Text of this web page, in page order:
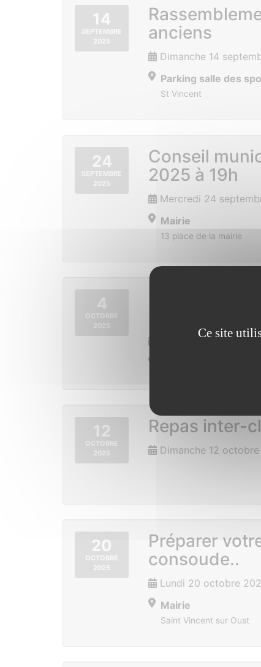
14
SEPTEMBRE
2025
anciens
Dimanche 14
Parking salle des
St Vincent
24
SEPTEMBRE
2025
Conseil
2025 à 19h
Mercredi 24
Mairie
13 place de la mairie
4
Expo
Du 4 au 5 octobre
12
OCTOBRE
2025
Repas inter-
Dimanche 12
20
OCTOBRE
2025
Préparer
consoude..
Lundi 20 octobre
Mairie
Saint Vincent sur Oust
Ce site